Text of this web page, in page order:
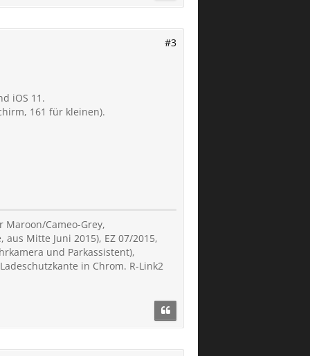
#3
iOS 11.
161 für kleinen).
Maroon/Cameo-Grey,
Mitte Juni 2015), EZ 07/2015,
und Parkassistent),
in Chrom. R-Link2